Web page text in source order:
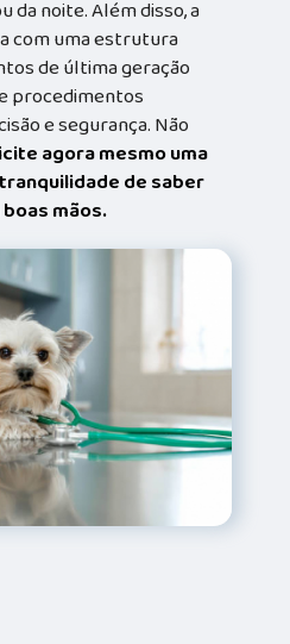
da noite. Além disso, a
com uma estrutura
de última geração
procedimentos
e segurança. Não
agora mesmo uma
de saber
mãos.